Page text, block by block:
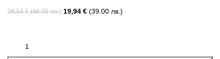
24,54€ (48.00 лв.) 19,94 € (39.00 лв.)